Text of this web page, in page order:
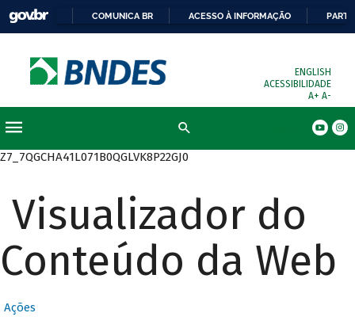
COMUNICA BR ACESSO À INFORMAÇÃO
ENGLISH
ACESSIBILIDADE
A+ A-
Z7_7QGCHA41L071B0QGLVK8P22GJ0
Visualizador do
Conteúdo da Web
Ações